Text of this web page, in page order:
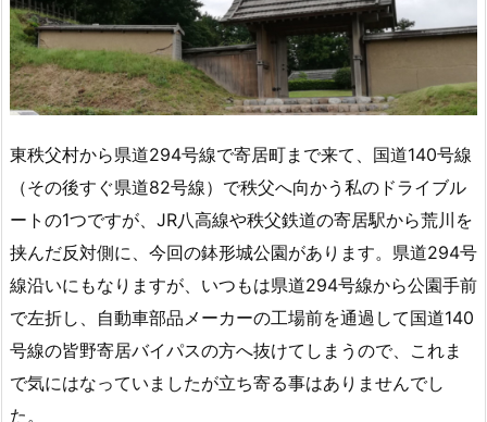
東秩父村から県道294号線で寄居町まで来て、国道140号線
（その後すぐ県道82号線）で秩父へ向かう私のドライブル
ートの1つですが、JR八高線や秩父鉄道の寄居駅から荒川を
挟んだ反対側に、今回の鉢形城公園があります。県道294号
線沿いにもなりますが、いつもは県道294号線から公園手前
で左折し、自動車部品メーカーの工場前を通過して国道140
号線の皆野寄居バイパスの方へ抜けてしまうので、これま
で気にはなっていましたが立ち寄る事はありませんでし
た。